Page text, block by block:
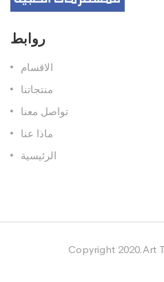
روابط
الاقسام
منتجاتنا
تواصل معنا
ماذا عنا
الرئيسية
Copyright 2020.Art